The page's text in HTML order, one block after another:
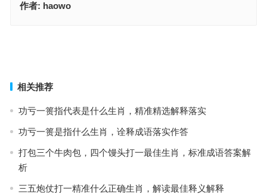
作者: haowo
相关推荐
功亏一篑指代表是什么生肖，精准精选解释落实
功亏一篑是指什么生肖，诠释成语落实作答
打包三个牛肉包，四个馒头打一最佳生肖，标准成语答案解
析
三五炮仗打一精准什么正确生肖，解读最佳释义解释